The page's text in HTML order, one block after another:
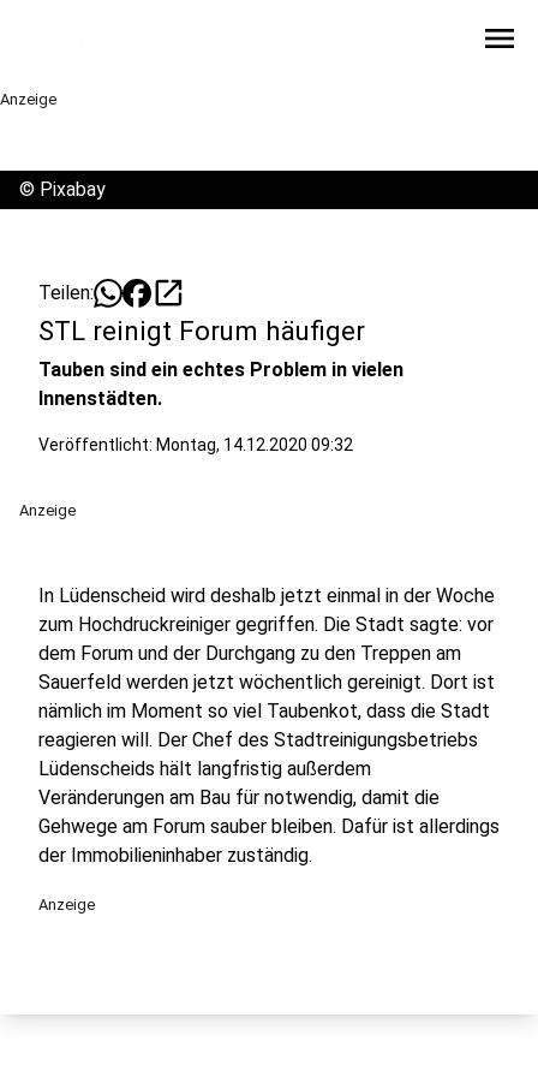
menu
Anzeige
© Pixabay
Teilen: open_in_new
STL reinigt Forum häufiger
Tauben sind ein echtes Problem in vielen
Innenstädten.
Veröffentlicht: Montag, 14.12.2020 09:32
Anzeige
In Lüdenscheid wird deshalb jetzt einmal in der Woche
zum Hochdruckreiniger gegriffen. Die Stadt sagte: vor
dem Forum und der Durchgang zu den Treppen am
Sauerfeld werden jetzt wöchentlich gereinigt. Dort ist
nämlich im Moment so viel Taubenkot, dass die Stadt
reagieren will. Der Chef des Stadtreinigungsbetriebs
Lüdenscheids hält langfristig außerdem
Veränderungen am Bau für notwendig, damit die
Gehwege am Forum sauber bleiben. Dafür ist allerdings
der Immobilieninhaber zuständig.
Anzeige